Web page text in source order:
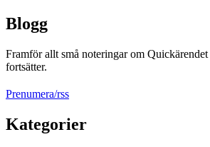
Blogg
Framför allt små noteringar om Quickärendet
fortsätter.
Prenumera/rss
Kategorier